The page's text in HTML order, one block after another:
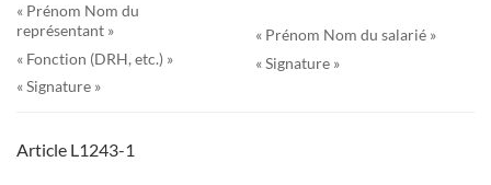
« Prénom Nom du
représentant »
« Fonction (DRH, etc.) »
« Signature »
« Prénom Nom du salarié »
« Signature »
Article L1243-1